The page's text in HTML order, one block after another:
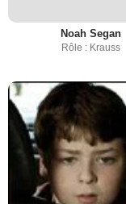
Noah Segan
Rôle : Krauss